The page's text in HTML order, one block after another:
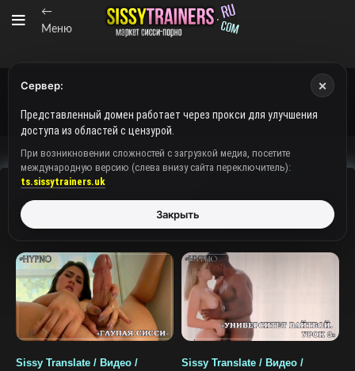
←
Меню
SissyTranslate — порно с сюжетом для sissy: hypno-феминизация,
Главная SissyTranslate
Sissy Translate / Видео /
Sissy Translate / Видео /
Сервер: ×
Представленный домен работает через прокси для улучшения
доступа из областей с цензурой.
При возникновении сложностей с загрузкой медиа, посетите
международную версию (слева внизу сайта переключитель):
ts.sissytrainers.uk
Закрыть